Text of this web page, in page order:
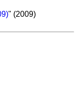
" (2009)